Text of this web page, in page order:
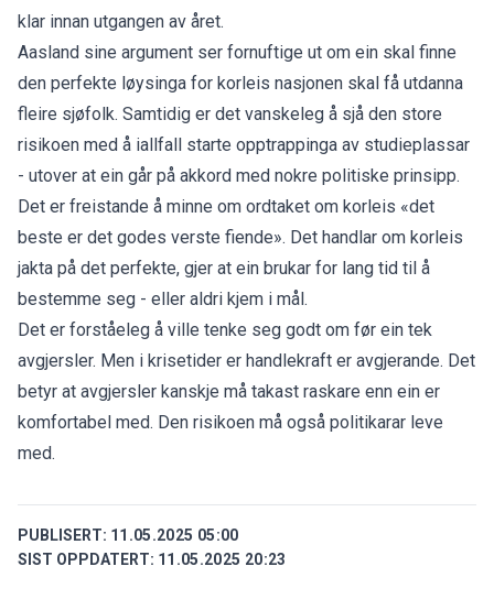
klar innan utgangen av året.
Aasland sine argument ser fornuftige ut om ein skal finne
den perfekte løysinga for korleis nasjonen skal få utdanna
fleire sjøfolk. Samtidig er det vanskeleg å sjå den store
risikoen med å iallfall starte opptrappinga av studieplassar
- utover at ein går på akkord med nokre politiske prinsipp.
Det er freistande å minne om ordtaket om korleis «det
beste er det godes verste fiende». Det handlar om korleis
jakta på det perfekte, gjer at ein brukar for lang tid til å
bestemme seg - eller aldri kjem i mål.
Det er forståeleg å ville tenke seg godt om før ein tek
avgjersler. Men i krisetider er handlekraft er avgjerande. Det
betyr at avgjersler kanskje må takast raskare enn ein er
komfortabel med. Den risikoen må også politikarar leve
med.
PUBLISERT: 11.05.2025 05:00
SIST OPPDATERT: 11.05.2025 20:23